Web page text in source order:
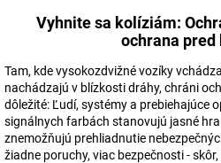
Vyhnite sa kolíziám:
ochrana
Tam, kde vysokozdvižné vozíky
nachádzajú v blízkosti dráhy, chráni
dôležité: Ľudí, systémy a prebiehajúce
signálnych farbách stanovujú jasné
znemožňujú prehliadnutie
žiadne poruchy, viac bezpečnosti -